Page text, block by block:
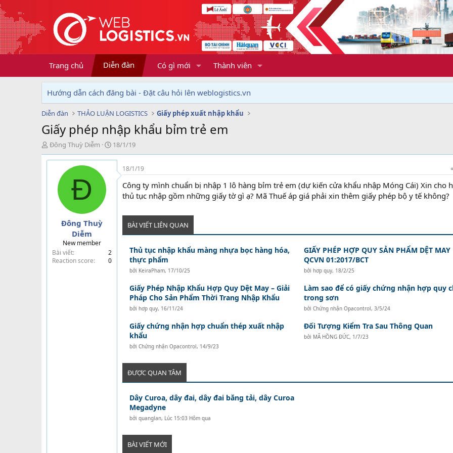
Trang chủ Diễn đàn Có gì mới Thành viên
Hướng dẫn cách đăng bài - Đặt câu hỏi lên weblogistics.vn
Diễn đàn THẢO LUẬN LOGISTICS Giấy phép xuất nhập khẩu
Giấy phép nhập khẩu bỉm trẻ em
T
h
r
Đông Thuỳ Diễm
N
g
à
18/1/19
Đ
Đông Thuỳ
Diễm
New member
Bài viết
2
Reaction score
0
18/1/19
Công ty mình chuẩn bị nhập 1 lô hàng bỉm trẻ em (dự kiến cửa khẩu nhập Móng Cái) Xin cho
thủ tục nhập gồm những giấy tờ gì ạ? Mã Thuế áp giá phải xin thêm giấy phép bộ y tế không?
BÀI VIẾT LIÊN QUAN
Thủ tục nhập khẩu màng nhựa bọc hàng hóa,
thực phẩm
bởi KeiraPham, 17/10/25
GIẤY PHÉP HỢP QUY SẢN PHẨM DỆT MAY
QCVN 01:2017/BCT
bởi hơp quy, 18/2/25
Giấy Phép Nhập Khẩu Hợp Quy Dệt May – Giải
Pháp Cho Sản Phẩm Thời Trang Nhập Khẩu
bởi hơp quy, 16/11/24
Làm sao để có giấy chứng nhận hợp quy
trong sơn
bởi Chứng nhận Opacontrol, 3/5/24
Giấy chứng nhận hợp chuẩn thép xuất nhập
khẩu
bởi Chứng nhận Opacontrol, 14/9/23
Đối Tượng Kiểm Tra Sau Thông Quan
bởi MÃ HỒNG ĐỨC, 1/7/23
ĐƯỢC QUAN TÂM
Dây Curoa, dây đai, dây đai băng tải, dây Curoa
Megadyne
bởi quanglan, Lúc 15:03 Hôm qua
BÀI VIẾT MỚI